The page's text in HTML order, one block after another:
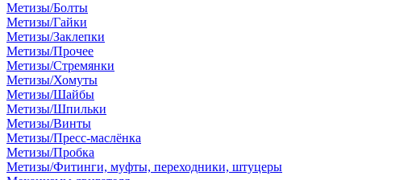
Метизы/Болты
Метизы/Гайки
Метизы/Заклепки
Метизы/Прочее
Метизы/Стремянки
Метизы/Хомуты
Метизы/Шайбы
Метизы/Шпильки
Метизы/Винты
Метизы/Пресс-маслёнка
Метизы/Пробка
Метизы/Фитинги, муфты, переходники, штуцеры